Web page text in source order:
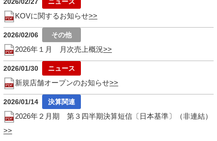
KOVに関するお知らせ
2026/02/06
2026年１月 月次売上概況
2026/01/30
新規店舗オープンのお知らせ
2026/01/14
2026年２月期 第３四半期決算短信〔日本基準〕（非連結）